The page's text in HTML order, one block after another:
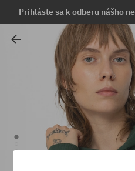
Prihláste sa k odberu nášho